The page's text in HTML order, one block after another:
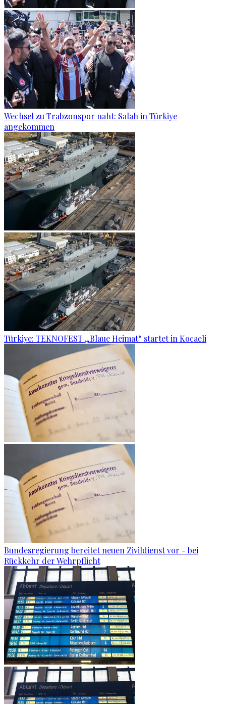
Wechsel zu Trabzonspor naht: Salah in Türkiye
angekommen
Türkiye: TEKNOFEST „Blaue Heimat“ startet in Kocaeli
Bundesregierung bereitet neuen Zivildienst vor - bei
Rückkehr der Wehrpflicht